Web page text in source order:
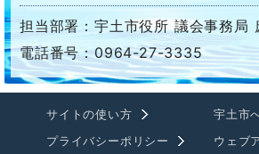
担当部署：宇土市役所 議会事務局
電話番号：0964-27-3335
サイトの使い方
宇土市
プライバシーポリシー
ウェブ